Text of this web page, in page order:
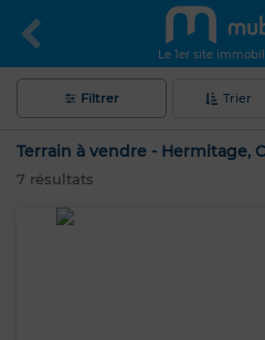
Le 1er site
Filtrer Trier
Terrain à vendre - Hermitage,
7 résultats